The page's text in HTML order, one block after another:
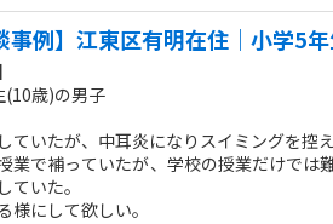
事例】江東区有明在住｜小学5
(10歳)の男子
ていたが、中耳炎になりスイミングを控え
業で補っていたが、学校の授業だけでは
ていた。
様にして欲しい。